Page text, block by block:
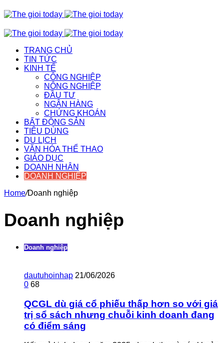
TRANG CHỦ
TIN TỨC
KINH TẾ
CÔNG NGHIỆP
NÔNG NGHIỆP
ĐẦU TƯ
NGÂN HÀNG
CHỨNG KHOÁN
BẤT ĐỘNG SẢN
TIÊU DÙNG
DU LỊCH
VĂN HÓA THỂ THAO
GIÁO DỤC
DOANH NHÂN
DOANH NGHIỆP
Home/Doanh nghiệp
Doanh nghiệp
Doanh nghiệp
dautuhoinhap 21/06/2026
0 68
QCGL dù giá cổ phiếu thấp hơn so với giá
trị sổ sách nhưng chuỗi kinh doanh đang
có điểm sáng